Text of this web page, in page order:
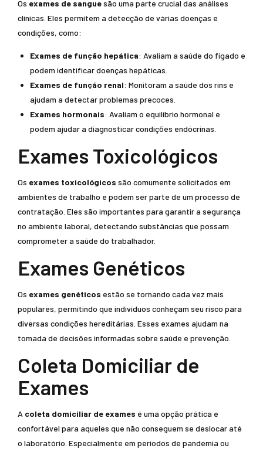
Os exames de sanguesão uma parte crucial das análises
clínicas. Eles permitem a detecção de várias doenças e
condições, como:
Exames de função hepática: Avaliam a saúde do fígado e
podem identificar doenças hepáticas.
Exames de função renal: Monitoram a saúde dos rins e
ajudam a detectar problemas precoces.
Exames hormonais: Avaliam o equilíbrio hormonal e
podem ajudar a diagnosticar condições endócrinas.
Exames Toxicológicos
Os exames toxicológicos são comumente solicitados em
ambientes de trabalho e podem ser parte de um processo de
contratação. Eles são importantes para garantir a segurança
no ambiente laboral, detectando substâncias que possam
comprometer a saúde do trabalhador.
Exames Genéticos
Os exames genéticos estão se tornando cada vez mais
populares, permitindo que indivíduos conheçam seu risco para
diversas condições hereditárias. Esses exames ajudam na
tomada de decisões informadas sobre saúde e prevenção.
Coleta Domiciliar de
Exames
A coleta domiciliar de exames é uma opção prática e
confortável para aqueles que não conseguem se deslocar até
o laboratório. Especialmente em períodos de pandemia ou